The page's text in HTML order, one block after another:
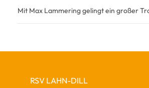
Mit Max Lammering gelingt ein großer
RSV LAHN-DILL